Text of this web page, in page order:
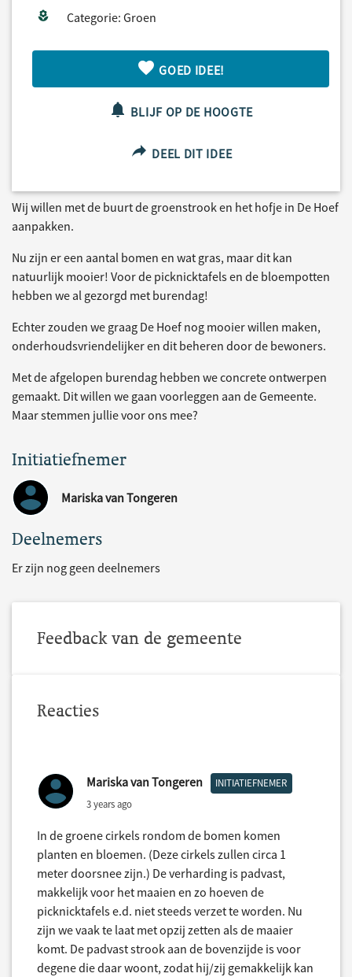
Categorie: Groen
GOED IDEE!
BLIJF OP DE HOOGTE
DEEL DIT IDEE
Wij willen met de buurt de groenstrook en het hofje in De Hoef
aanpakken.
Nu zijn er een aantal bomen en wat gras, maar dit kan
natuurlijk mooier! Voor de picknicktafels en de bloempotten
hebben we al gezorgd met burendag!
Echter zouden we graag De Hoef nog mooier willen maken,
onderhoudsvriendelijker en dit beheren door de bewoners.
Met de afgelopen burendag hebben we concrete ontwerpen
gemaakt. Dit willen we gaan voorleggen aan de Gemeente.
Maar stemmen jullie voor ons mee?
Initiatiefnemer
Mariska van Tongeren
Deelnemers
Er zijn nog geen deelnemers
Feedback van de gemeente
Reacties
Mariska van Tongeren INITIATIEFNEMER
3 years ago
In de groene cirkels rondom de bomen komen
planten en bloemen. (Deze cirkels zullen circa 1
meter doorsnee zijn.) De verharding is padvast,
makkelijk voor het maaien en zo hoeven de
picknicktafels e.d. niet steeds verzet te worden. Nu
zijn we vaak te laat met opzij zetten als de maaier
komt. De padvast strook aan de bovenzijde is voor
degene die daar woont, zodat hij/zij gemakkelijk kan